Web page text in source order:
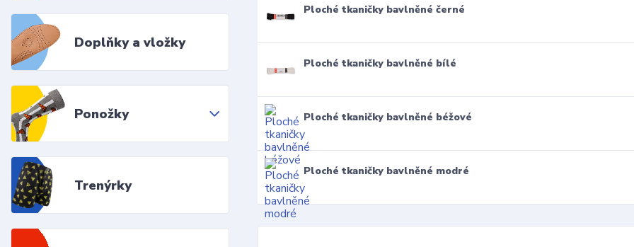
Doplňky a vložky
Ponožky
Trenýrky
Ploché tkaničky bavlněné černé
Ploché tkaničky bavlněné bílé
Ploché tkaničky bavlněné béžové
Ploché tkaničky bavlněné modré